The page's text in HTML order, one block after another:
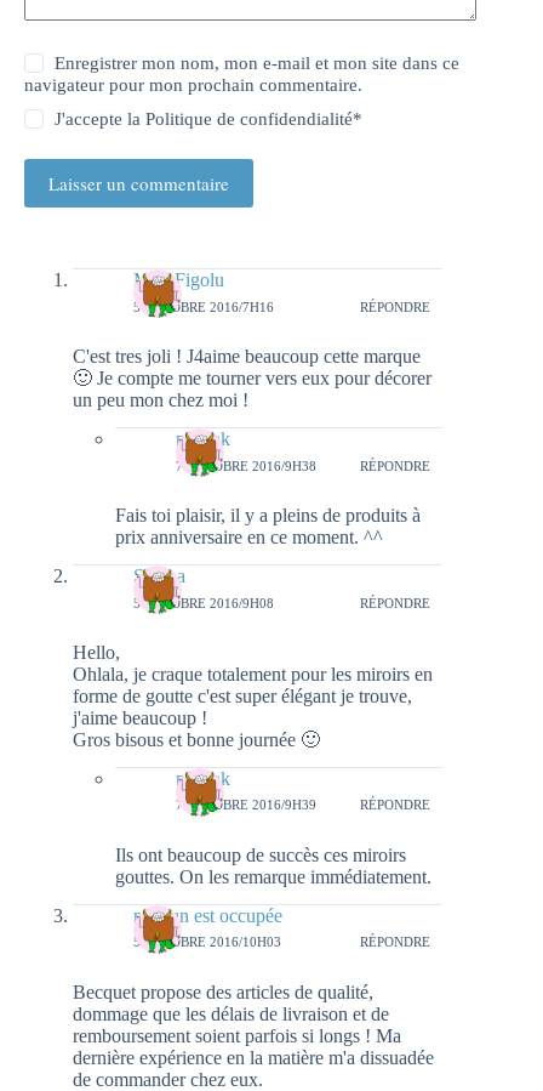
Enregistrer mon nom, mon e-mail et mon site dans ce
navigateur pour mon prochain commentaire.
J'accepte laPolitique de confidendialité*
Laisser un commentaire
Miss Figolu
5 OCTOBRE 2016/7H16 RÉPONDRE
C'est tres joli ! J4aime beaucoup cette marque
🙂 Je compte me tourner vers eux pour décorer
un peu mon chez moi !
natieak
7 OCTOBRE 2016/9H38 RÉPONDRE
Fais toi plaisir, il y a pleins de produits à
prix anniversaire en ce moment. ^^
Serena
5 OCTOBRE 2016/9H08 RÉPONDRE
Hello,
Ohlala, je craque totalement pour les miroirs en
forme de goutte c'est super élégant je trouve,
j'aime beaucoup !
Gros bisous et bonne journée 🙂
natieak
7 OCTOBRE 2016/9H39 RÉPONDRE
Ils ont beaucoup de succès ces miroirs
gouttes. On les remarque immédiatement.
maman est occupée
5 OCTOBRE 2016/10H03 RÉPONDRE
Becquet propose des articles de qualité,
dommage que les délais de livraison et de
remboursement soient parfois si longs ! Ma
dernière expérience en la matière m'a dissuadée
de commander chez eux.